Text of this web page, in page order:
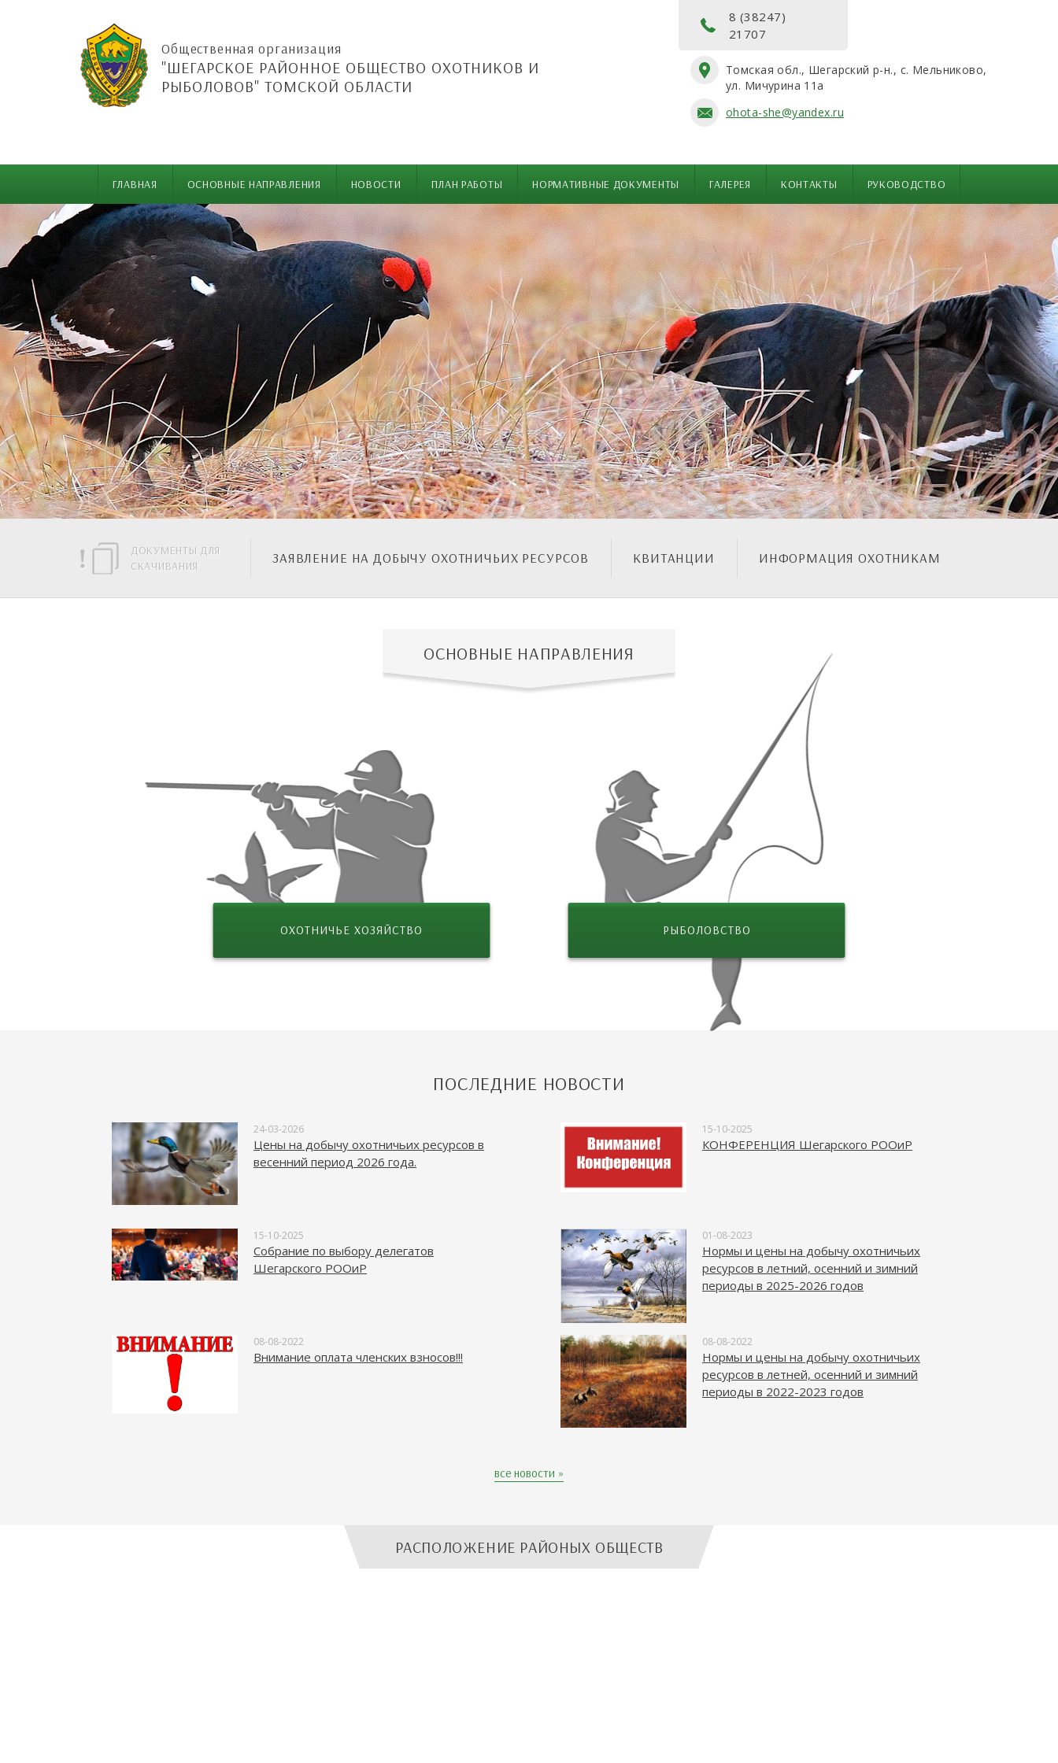
Общественная организация
"ШЕГАРСКОЕ РАЙОННОЕ ОБЩЕСТВО ОХОТНИКОВ И
РЫБОЛОВОВ" ТОМСКОЙ ОБЛАСТИ
8 (38247)
21707
Томская обл., Шегарский р-н., с. Мельниково,
ул. Мичурина 11а
ohota-she@yandex.ru
ГЛАВНАЯ ОСНОВНЫЕ НАПРАВЛЕНИЯ НОВОСТИ ПЛАН РАБОТЫ НОРМАТИВНЫЕ ДОКУМЕНТЫ ГАЛЕРЕЯ КОНТАКТЫ РУКОВОДСТВО
ДОКУМЕНТЫ ДЛЯ
СКАЧИВАНИЯ
ЗАЯВЛЕНИЕ НА ДОБЫЧУ ОХОТНИЧЬИХ РЕСУРСОВ КВИТАНЦИИ ИНФОРМАЦИЯ ОХОТНИКАМ
ОСНОВНЫЕ НАПРАВЛЕНИЯ
ОХОТНИЧЬЕ ХОЗЯЙСТВО РЫБОЛОВСТВО
ПОСЛЕДНИЕ НОВОСТИ
24-03-2026
Цены на добычу охотничьих ресурсов в
весенний период 2026 года.
15-10-2025
КОНФЕРЕНЦИЯ Шегарского РООиР
15-10-2025
Собрание по выбору делегатов
Шегарского РООиР
01-08-2023
Нормы и цены на добычу охотничьих
ресурсов в летний, осенний и зимний
периоды в 2025-2026 годов
08-08-2022
Внимание оплата членских взносов!!!
08-08-2022
Нормы и цены на добычу охотничьих
ресурсов в летней, осенний и зимний
периоды в 2022-2023 годов
все новости »
РАСПОЛОЖЕНИЕ РАЙОНЫХ ОБЩЕСТВ